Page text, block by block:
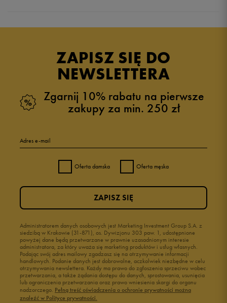
5.0
zebranych i zweryfikowanych przez
4 0%
1 0%
Jak zbieramy opinie?
ZAPISZ SIĘ DO
NEWSLETTERA
Zgarnij 10% rabatu na pierwsze
zakupy za min. 250 zł
Adres e-mail
Oferta damska Oferta męska
Administratorem danych osobowych jest Marketing Investment Group S.A. z
siedzibą w Krakowie (31-871), os. Dywizjonu 303 paw. 1, udostępnione
powyżej dane będą przetwarzane w prawnie uzasadnionym interesie
administratora, za który uważa się marketing produktów i usług własnych.
Podając swój adres mailowy zgadzasz się na otrzymywanie informacji
handlowych. Podanie danych jest dobrowolne, aczkolwiek niezbędne w celu
otrzymywania newslettera. Każdy ma prawo do zgłoszenia sprzeciwu wobec
przetwarzania, a także żądania dostępu do danych, sprostowania, usunięcia
lub ograniczenia przetwarzania oraz prawo wniesienia skargi do organu
nadzorczego. Pełną treść oświadczenia o ochronie prywatności można
znaleźć w Polityce prywatności.
ZAPISZ SIĘ